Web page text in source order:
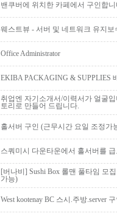
밴쿠버에 위치한 카페에서 구인합
웨스트뷰 - 서버 및 네트워크 유지보
Office Administrator
EKIBA PACKAGING & SUPPLIES
취업엔 자기소개서/이력서가 얼굴
토리로 만들어 드립니다.
홀서버 구인 (근무시간 요일 조정가
스쿼미시 다운타운에서 홀서버를
[버나비] Sushi Box 롤맨 풀타임 모
가능)
West kootenay BC 스시.주방.server